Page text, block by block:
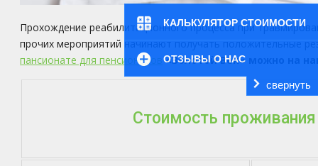
КАЛЬКУЛЯТОР СТОИМОСТИ
ОТЗЫВЫ О НАС
свернуть
Прохождение реабилитационного процесса при
прочих мероприятий начинают получать положительные
пансионате для пенсионеров «Золотой Век» можно на
Стоимость проживания